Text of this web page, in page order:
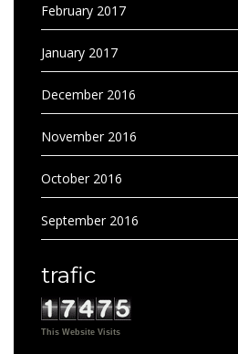
February 2017
January 2017
December 2016
November 2016
October 2016
September 2016
trafic
This Website Visits